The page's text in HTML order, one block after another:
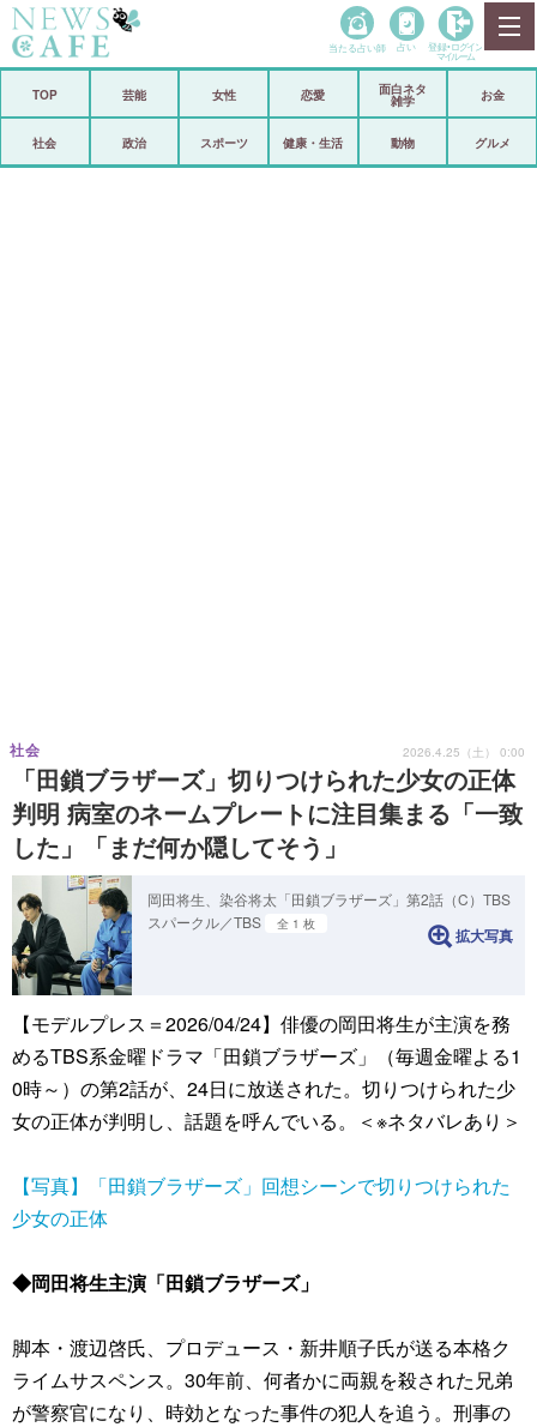
政治
当たる占い師 占い 登録• ログイン
マイルーム
TOP 芸能 女性 恋愛
面白ネタ
雑学
お金
社会 政治 スポーツ 健康・生活 動物 グルメ
「田鎖ブラザーズ」切りつけられた少女の正体
判明 病室のネームプレートに注目集まる「一致
した」「まだ何か隠してそう」
社会 2026.4.25（土） 0:00
岡田将生、染谷将太「田鎖ブラザーズ」第2話（C）TBS
スパークル／TBS
全 1 枚
拡大写真
【モデルプレス＝2026/04/24】俳優の岡田将生が主演を務
めるTBS系金曜ドラマ「田鎖ブラザーズ」（毎週金曜よる1
0時～）の第2話が、24日に放送された。切りつけられた少
女の正体が判明し、話題を呼んでいる。＜※ネタバレあり＞
【写真】「田鎖ブラザーズ」回想シーンで切りつけられた
少女の正体
◆岡田将生主演「田鎖ブラザーズ」
脚本・渡辺啓氏、プロデュース・新井順子氏が送る本格ク
ライムサスペンス。30年前、何者かに両親を殺された兄弟
が警察官になり、時効となった事件の犯人を追う。刑事の